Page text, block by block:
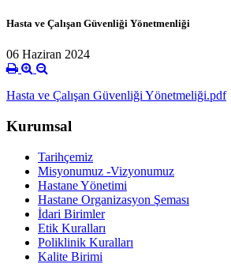
Hasta ve Çalışan Güvenliği Yönetmenliği
06 Haziran 2024
Hasta ve Çalışan Güvenliği Yönetmeliği.pdf
Kurumsal
Tarihçemiz
Misyonumuz -Vizyonumuz
Hastane Yönetimi
Hastane Organizasyon Şeması
İdari Birimler
Etik Kuralları
Poliklinik Kuralları
Kalite Birimi